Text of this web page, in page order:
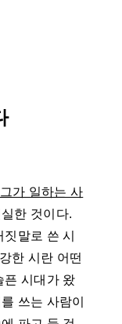
가 일하는 사
한 것이다.
말로 쓴 시
한 시란 어떤
픈 시대가 왔
쓰는 사람이